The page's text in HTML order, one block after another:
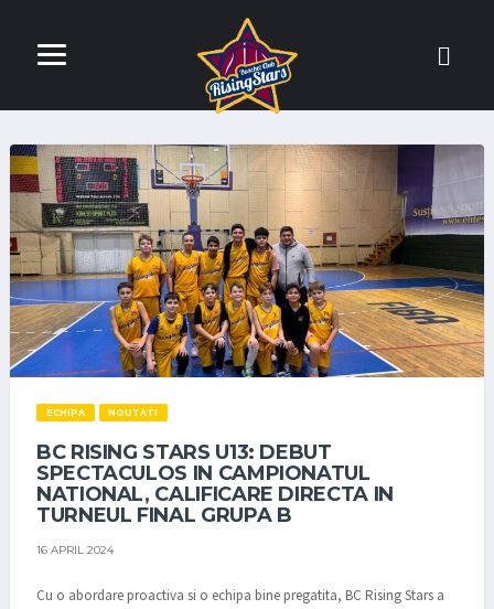
ECHIPA NOUTATI
BC RISING STARS U13: DEBUT
SPECTACULOS IN CAMPIONATUL
NATIONAL, CALIFICARE DIRECTA IN
TURNEUL FINAL GRUPA B
16 APRIL 2024
Cu o abordare proactiva si o echipa bine pregatita, BC Rising Stars a